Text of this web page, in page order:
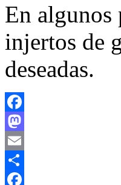
En algunos
injertos de
deseadas.
Facebook
Mastodon
Email
Compartir